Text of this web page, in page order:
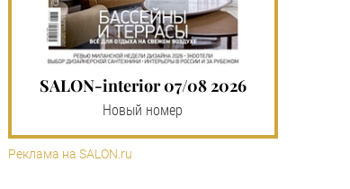
SALON-interior 07/08 2026
Новый номер
Реклама на SALON.ru